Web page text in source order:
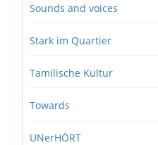
Sounds and voices
Stark im Quartier
Tamilische Kultur
Towards
UNerHÖRT